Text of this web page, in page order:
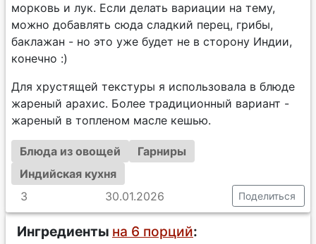
морковь и лук. Если делать вариации на тему,
можно добавлять сюда сладкий перец, грибы,
баклажан - но это уже будет не в сторону Индии,
конечно :)
Для хрустящей текстуры я использовала в блюде
жареный арахис. Более традиционный вариант -
жареный в топленом масле кешью.
Блюда из овощей
Гарниры
Индийская кухня
3
30.01.2026 Поделиться
Ингредиенты на 6 порций: